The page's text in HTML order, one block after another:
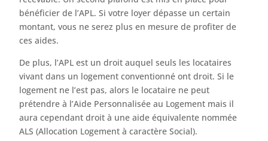
bénéficier de l’APL. Si votre loyer dépasse un certain
montant, vous ne serez plus en mesure de profiter de
ces aides.
De plus, l’APL est un droit auquel seuls les locataires
vivant dans un logement conventionné ont droit. Si le
logement ne l’est pas, alors le locataire ne peut
prétendre à l’Aide Personnalisée au Logement mais il
aura cependant droit à une aide équivalente nommée
ALS (Allocation Logement à caractère Social).